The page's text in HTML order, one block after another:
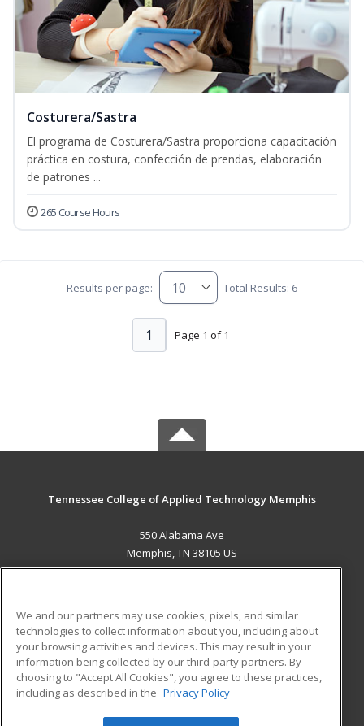
Costurera/Sastra
El programa de Costurera/Sastra proporciona capacitación
práctica en costura, confección de prendas, elaboración
de patrones ...
265 Course Hours
Results per page: Total Results: 6
Page 1 of 1
1
Tennessee College of Applied Technology Memphis
550 Alabama Ave
Memphis, TN 38105 US
ADDITIONAL RESOURCES
Military
Financial Assistance
Help
Student Blog
We and our partners may use cookies, pixels, and similar
technologies to collect information about you, including about
your browsing activities and devices. This may result in your
information being collected by our third-party partners. By
choosing to "Accept All Cookies", you agree to these practices,
including as described in the Privacy Policy